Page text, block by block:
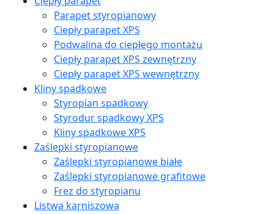
Parapet styropianowy
Ciepły parapet XPS
Podwalina do ciepłego montażu
Ciepły parapet XPS zewnętrzny
Ciepły parapet XPS wewnętrzny
Kliny spadkowe
Styropian spadkowy
Styrodur spadkowy XPS
Kliny spadkowe XPS
Zaślepki styropianowe
Zaślepki styropianowe białe
Zaślepki styropianowe grafitowe
Frez do styropianu
Listwa karniszowa